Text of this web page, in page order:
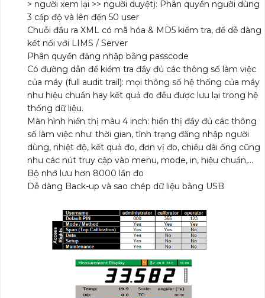
> người xem lại >> người duyệt): Phân quyền người dùng
3 cấp độ và lên đến 50 user
Chuỗi đầu ra XML có mã hóa & MD5 kiểm tra, để dễ dàng
kết nối với LIMS / Server
Phân quyền đăng nhập bằng passcode
Có đường dẫn để kiểm tra đầy đủ các thông số làm việc
của máy (full audit trail): mọi thông số hệ thống của máy
như hiệu chuẩn hay kết quả đo đều được lưu lại trong hệ
thống dữ liệu.
Màn hình hiển thị màu 4 inch: hiển thị đầy đủ các thông
số làm việc như: thời gian, tình trạng đăng nhập người
dùng, nhiệt độ, kết quả đo, đơn vị đo, chiều dài ống cũng
như các nút truy cập vào menu, mode, in, hiệu chuẩn,…
Bộ nhớ lưu hơn 8000 lần đo
Dễ dàng Back-up và sao chép dữ liệu bằng USB